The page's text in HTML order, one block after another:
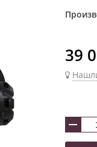
39
−